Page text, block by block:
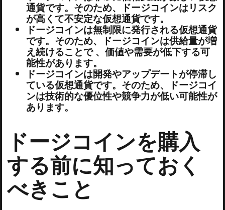
通貨です。そのため、ドージコインはリスク
が高くて不安定な仮想通貨です。
ドージコインは無制限に発行される仮想通貨
です。そのため、ドージコインは供給量が増
え続けることで 、価値や需要が低下する可
能性があります。
ドージコインは開発やアップデートが停滞し
ている仮想通貨です。そのため、ドージコイ
ンは技術的な優位性や競争力が低い可能性が
あります。
ドージコインを購入
する前に知っておく
べきこと